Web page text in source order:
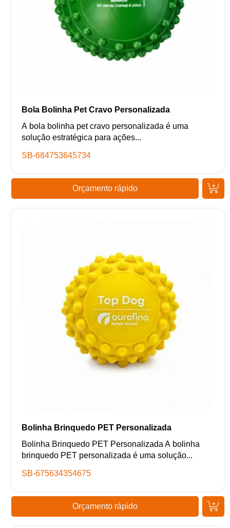
Bola Bolinha Pet Cravo Personalizada
A bola bolinha pet cravo personalizada é uma
solução estratégica para ações...
SB-684753645734
Orçamento rápido
Bolinha Brinquedo PET Personalizada
Bolinha Brinquedo PET Personalizada A bolinha
brinquedo PET personalizada é uma solução...
SB-675634354675
Orçamento rápido